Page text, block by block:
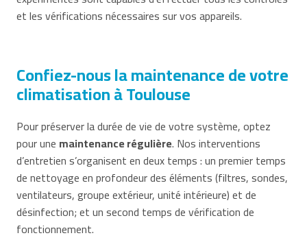
et les vérifications nécessaires sur vos appareils.
Confiez-nous la maintenance de votre
climatisation à Toulouse
Pour préserver la durée de vie de votre système, optez
pour une maintenance régulière. Nos interventions
d’entretien s’organisent en deux temps : un premier temps
de nettoyage en profondeur des éléments (filtres, sondes,
ventilateurs, groupe extérieur, unité intérieure) et de
désinfection; et un second temps de vérification de
fonctionnement.